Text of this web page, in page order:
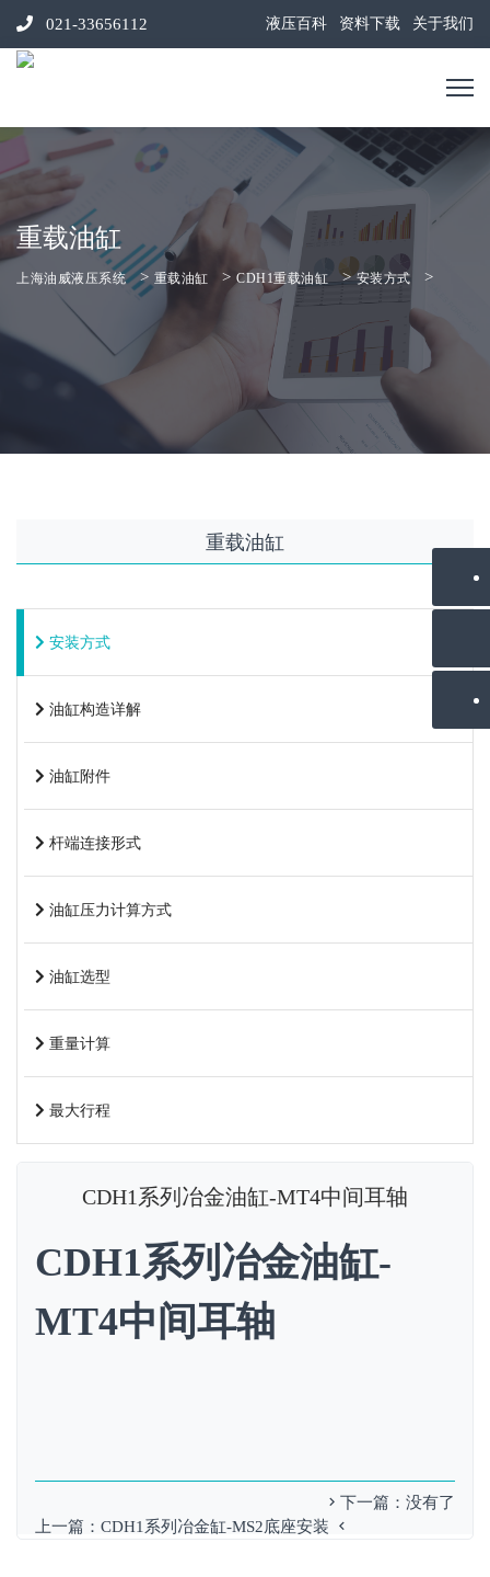
021-33656112 液压百科 资料下载 关于我们
重载油缸
上海油威液压系统 > 重载油缸 > CDH1重载油缸 >安装方式 >
重载油缸
安装方式
油缸构造详解
油缸附件
杆端连接形式
油缸压力计算方式
油缸选型
重量计算
最大行程
CDH1系列冶金油缸-MT4中间耳轴
CDH1系列冶金油缸-
MT4中间耳轴
下一篇：没有了
上一篇： CDH1系列冶金缸-MS2底座安装